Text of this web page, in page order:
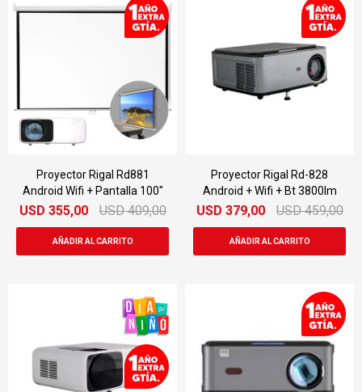
Proyector Rigal Rd881
Android Wifi + Pantalla 100"
USD 355,00 USD 409,00
Proyector Rigal Rd-828
Android + Wifi + Bt 3800lm
USD 379,00 USD 459,00